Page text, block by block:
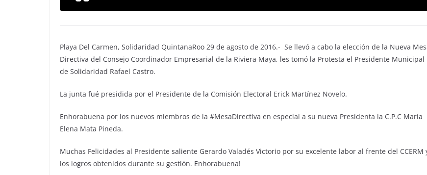
Playa Del Carmen, Solidaridad QuintanaRoo 29 de agosto de 2016.- Se llevó a cabo la elección de la Nueva
Directiva del Consejo Coordinador Empresarial de la Riviera Maya, les tomó la Protesta el Presidente Municipal
de Solidaridad Rafael Castro.
La junta fué presidida por el Presidente de la Comisión Electoral Erick Martínez Novelo.
Enhorabuena por los nuevos miembros de la #MesaDirectiva en especial a su nueva Presidenta la C.P.C María
Elena Mata Pineda.
Muchas Felicidades al Presidente saliente Gerardo Valadés Victorio por su excelente labor al frente del CCERM
los logros obtenidos durante su gestión. Enhorabuena!